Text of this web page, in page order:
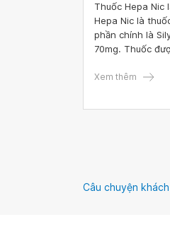
Thuốc Hepa Nic
Hepa Nic là
phần chính là
70mg. Thuốc
hỗ trợ điều trị
Xem thêm
Câu chuyện